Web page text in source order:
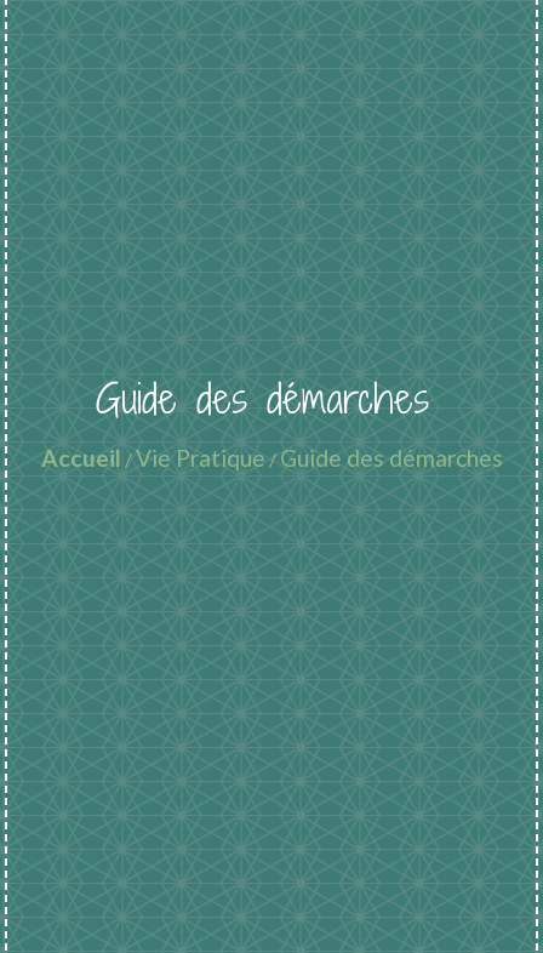
Guide des démarches
Accueil /Vie Pratique/Guide des démarches